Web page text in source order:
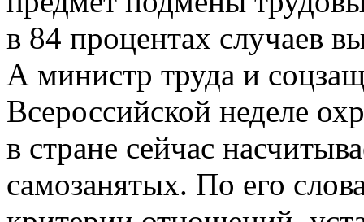
в 84 процентах случаев
А министр труда и
Всероссийской неделе
в стране сейчас
самозанятых. По его